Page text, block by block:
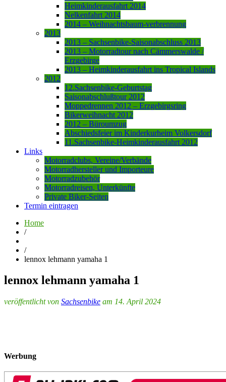
Heimkinderausfahrt 2014
Nelkenfahrt 2014
2014 – Weihnachtsbaum-verbrennung
2013
2013 – Sachsenbike-Saisonabschluss 2013
2013 – Motorradtour nach Cämmerswalde /
Erzgebirge
2013 – Heimkinderausfahrt ins Tropical Islands
2012
12.Sachsenbike-Geburtstag
Saisonabschlußtour 2012
Moppedrennen 2012 – Erzgebirgsring
Bikerweihnacht 2012
2012 – Büroumzug
Abschiedsfeier im Kinderkurheim Volkersdorf
11.Sachsenbike-Heimkinderausfahrt 2012
Links
Motorradclubs, Vereine/Verbände
Motorradhersteller und Importeure
Motorradzubehör
Motorradreisen, Unterkünfte
Private Biker-Seiten
Termin eintragen
Home
/
/
lennox lehmann yamaha 1
lennox lehmann yamaha 1
veröffentlicht von Sachsenbike am 14. April 2024
Werbung